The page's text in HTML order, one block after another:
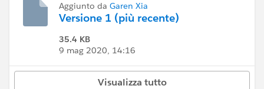
Aggiunto da Garen Xia
Versione 1 (più recente)
35.4 KB
9 mag 2020, 14:16
Visualizza tutto